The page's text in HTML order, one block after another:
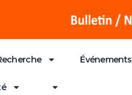
Événements